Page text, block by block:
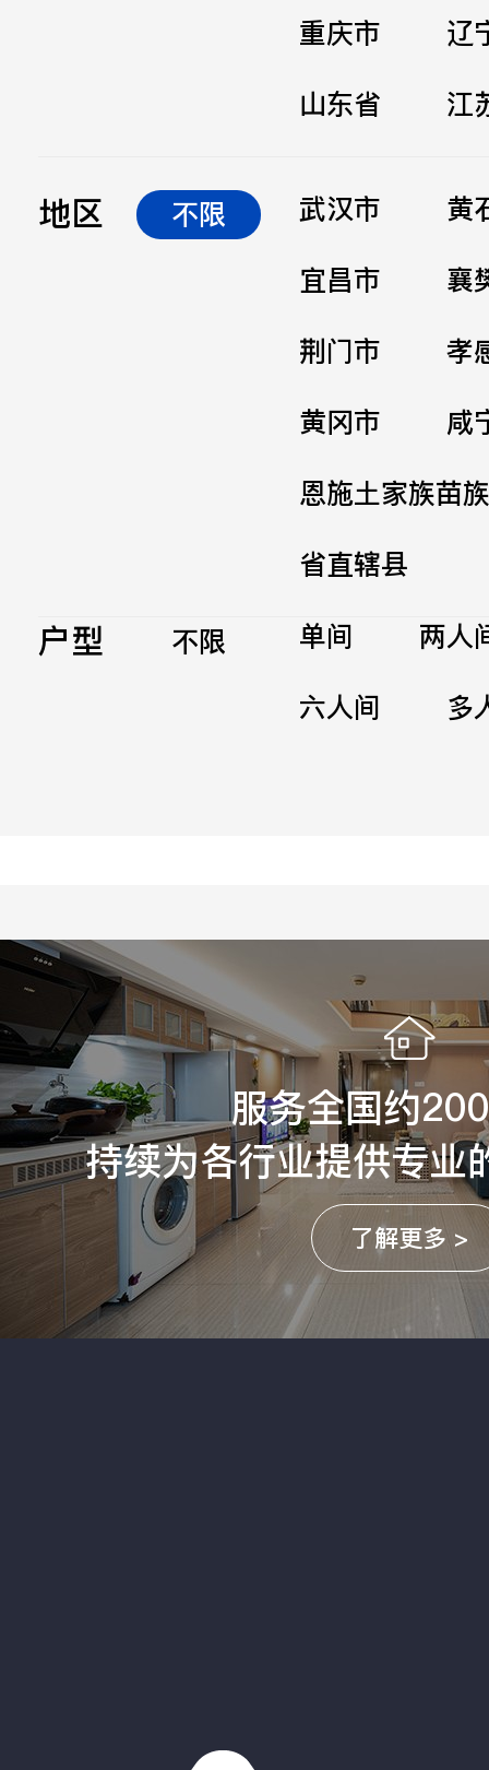
重庆市
辽
山东省
江
地区 不限 武汉市
黄
宜昌市
襄
荆门市
孝
黄冈市
咸
恩施土家族苗
省直辖县
户型 不限 单间
两人
六人间
多
服务全国约
持续为各行业提供专业
了解更多 >